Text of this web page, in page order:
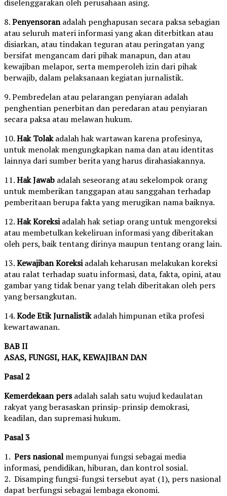
diselenggarakan oleh perusahaan asing.
8.Penyensoranadalah penghapusan secara paksa sebagian
atau seluruh materi informasi yang akan diterbitkan atau
disiarkan, atau tindakan teguran atau peringatan yang
bersifat mengancam dari pihak manapun, dan atau
kewajiban melapor, serta memperoleh izin dari pihak
berwajib, dalam pelaksanaan kegiatan jurnalistik.
9. Pembredelan atau pelarangan penyiaran adalah
penghentian penerbitan dan peredaran atau penyiaran
secara paksa atau melawan hukum.
10.Hak Tolakadalah hak wartawan karena profesinya,
untuk menolak mengungkapkan nama dan atau identitas
lainnya dari sumber berita yang harus dirahasiakannya.
11.Hak Jawab adalah seseorang atau sekelompok orang
untuk memberikan tanggapan atau sanggahan terhadap
pemberitaan berupa fakta yang merugikan nama baiknya.
12.Hak Koreksiadalah hak setiap orang untuk mengoreksi
atau membetulkan kekeliruan informasi yang diberitakan
oleh pers, baik tentang dirinya maupun tentang orang lain.
13.Kewajiban Koreksiadalah keharusan melakukan koreksi
atau ralat terhadap suatu informasi, data, fakta, opini, atau
gambar yang tidak benar yang telah diberitakan oleh pers
yang bersangkutan.
14.Kode Etik Jurnalistikadalah himpunan etika profesi
kewartawanan.
BAB II
ASAS, FUNGSI, HAK, KEWAJIBAN DAN
Pasal 2
Kemerdekaan persadalah salah satu wujud kedaulatan
rakyat yang berasaskan prinsip-prinsip demokrasi,
keadilan, dan supremasi hukum.
Pasal 3
1. Pers nasionalmempunyai fungsi sebagai media
informasi, pendidikan, hiburan, dan kontrol sosial.
2. Disamping fungsi-fungsi tersebut ayat (1), pers nasional
dapat berfungsi sebagai lembaga ekonomi.